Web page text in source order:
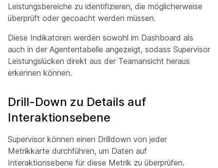
Leistungsbereiche zu identifizieren, die möglicherweise
überprüft oder gecoacht werden müssen.
Diese Indikatoren werden sowohl im Dashboard als
auch in der Agententabelle angezeigt, sodass Supervisor
Leistungslücken direkt aus der Teamansicht heraus
erkennen können.
Drill-Down zu Details auf
Interaktionsebene
Supervisor können einen Drilldown von jeder
Metrikkarte durchführen, um Daten auf
Interaktionsebene für diese Metrik zu überprüfen.